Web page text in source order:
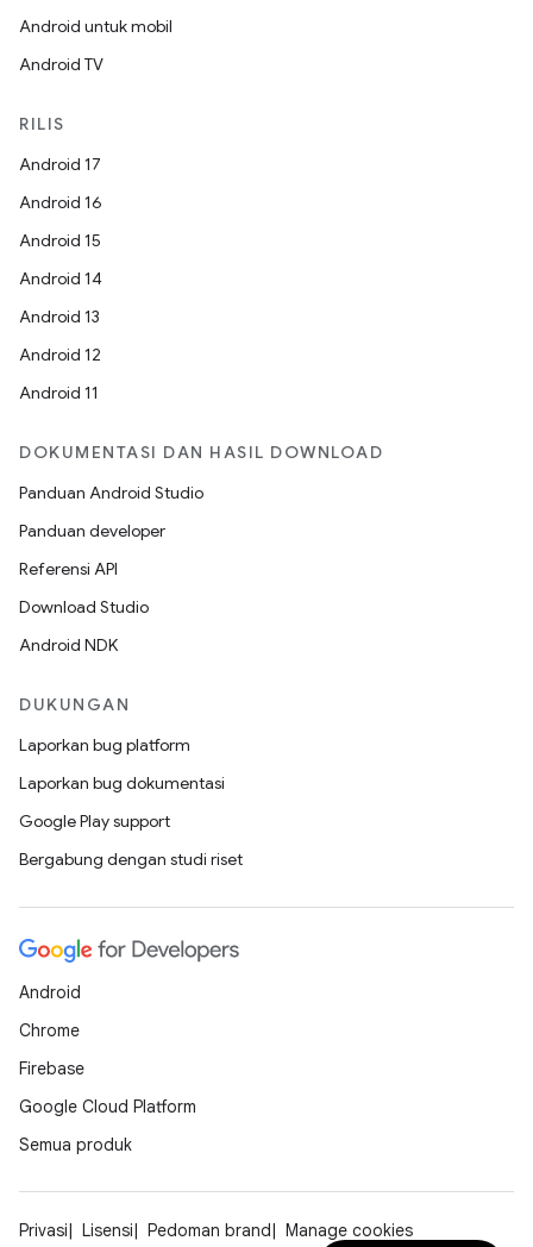
Android untuk mobil
Android TV
RILIS
Android 17
Android 16
Android 15
Android 14
Android 13
Android 12
Android 11
DOKUMENTASI DAN HASIL DOWNLOAD
Panduan Android Studio
Panduan developer
Referensi API
Download Studio
Android NDK
DUKUNGAN
Laporkan bug platform
Laporkan bug dokumentasi
Google Play support
Bergabung dengan studi riset
Android
Chrome
Firebase
Google Cloud Platform
Semua produk
Privasi Lisensi Pedoman brand Manage cookies